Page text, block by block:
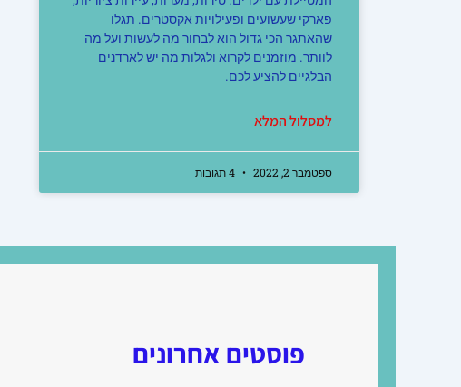
פארקי שעשועים ופעילויות אקסטרים. תגלו
שהאתגר הכי גדול הוא לבחור מה לעשות ועל מה
לוותר. מוזמנים לקרוא ולגלות מה יש לארדנים
הבלגיים להציע לכם.
למסלול המלא
ספטמבר 2, 2022
פוסטים אחרונים